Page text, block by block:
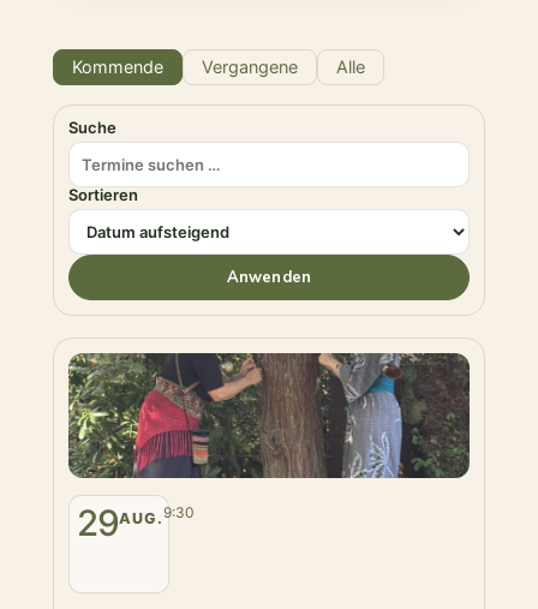
Kommende Vergangene Alle
Suche
Sortieren
Anwenden
29AUG.9:30